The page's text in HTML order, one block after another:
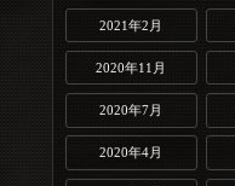
2021年2月
2020年11月
2020年7月
2020年4月